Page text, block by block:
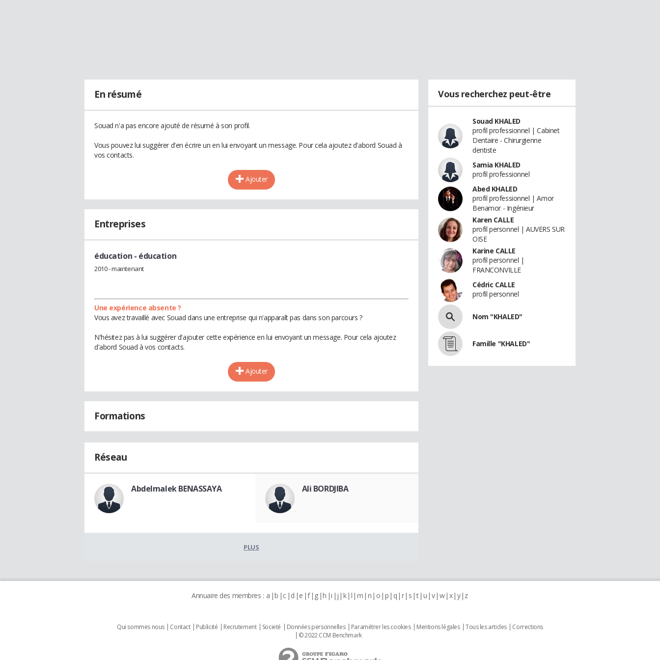
En résumé
Souad n'a pas encore ajouté de résumé à son profil.
Vous pouvez lui suggérer d'en écrire un en lui envoyant un message. Pour cela ajoutez d'abord Souad à
vos contacts.
Ajouter
Entreprises
éducation - éducation
2010 - maintenant
Une expérience absente ?
Vous avez travaillé avec Souad dans une entreprise qui n'apparaît pas dans son parcours ?
N'hésitez pas à lui suggérer d'ajouter cette expérience en lui envoyant un message. Pour cela ajoutez
d'abord Souad à vos contacts.
Ajouter
Formations
Réseau
Abdelmalek BENASSAYA Ali BORDJIBA
PLUS
Vous recherchez peut-être
Souad KHALED
profil professionnel | Cabinet
Dentaire - Chirurgienne
dentiste
Samia KHALED
profil professionnel
Abed KHALED
profil professionnel | Amor
Benamor - Ingénieur
Karen CALLE
profil personnel | AUVERS SUR
OISE
Karine CALLE
profil personnel |
FRANCONVILLE
Cédric CALLE
profil personnel
Nom "KHALED"
Famille "KHALED"
Annuaire des membres : a b c d e f g h i j k l m n o p q r s t u v w x y z
Qui sommes nous Contact Publicité Recrutement Societé Données personnelles Paramétrer les cookies Mentions légales Tous les articles
Corrections
© 2022 CCM Benchmark